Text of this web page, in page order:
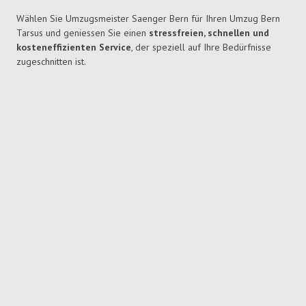
Wählen Sie Umzugsmeister Saenger Bern für Ihren Umzug Bern
Tarsus und geniessen Sie einen stressfreien, schnellen und
kosteneffizienten Service, der speziell auf Ihre Bedürfnisse
zugeschnitten ist.